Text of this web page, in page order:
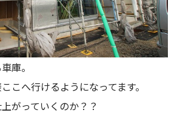
庫。
こへ行けるようになってます。
がっていくのか？？